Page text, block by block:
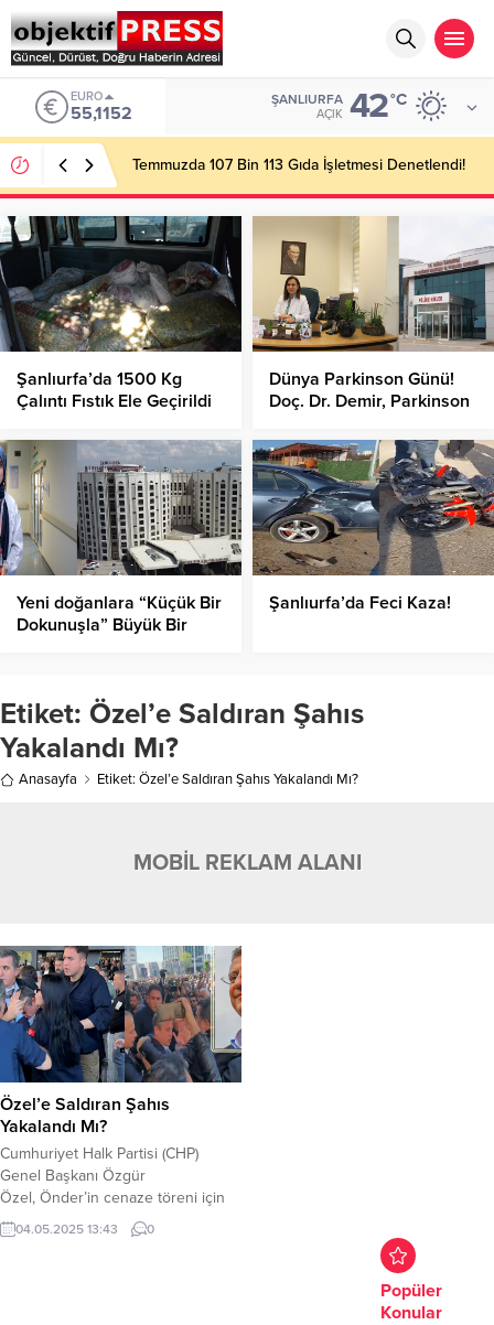
EURO
55,1152
ŞANLIURFA
AÇIK 42°C
Temmuzda 107 Bin 113 Gıda İşletmesi Denetlendi!
Şanlıurfa’da 1500 Kg
Çalıntı Fıstık Ele Geçirildi
Dünya Parkinson Günü!
Doç. Dr. Demir, Parkinson
Yeni doğanlara “Küçük Bir
Dokunuşla” Büyük Bir
Şanlıurfa’da Feci Kaza!
Etiket: Özel’e Saldıran Şahıs
Yakalandı Mı?
Anasayfa Etiket: Özel’e Saldıran Şahıs Yakalandı Mı?
MOBİL REKLAM ALANI
Özel’e Saldıran Şahıs
Yakalandı Mı?
Cumhuriyet Halk Partisi (CHP)
Genel Başkanı Özgür
Özel, Önder’in cenaze töreni için
gittiği Atatürk Kültür Merkez’inde
(AKM) saldırıya uğradı. Özel’e
04.05.2025 13:43 0
Popüler
Konular